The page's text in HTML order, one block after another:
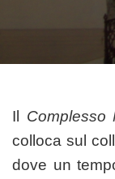
Il Complesso
colloca sul
dove un